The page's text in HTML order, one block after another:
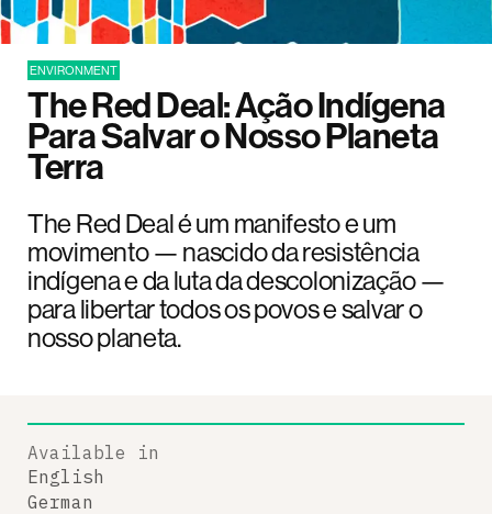
ENVIRONMENT
The Red Deal: Ação Indígena
Para Salvar o Nosso Planeta
Terra
The Red Deal é um manifesto e um
movimento — nascido da resistência
indígena e da luta da descolonização —
para libertar todos os povos e salvar o
nosso planeta.
Available in
English
German